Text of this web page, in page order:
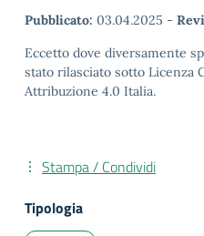
Pubblicato: 03.04.2025 -
Eccetto dove diversamente
stato rilasciato sotto Licenza
Attribuzione 4.0 Italia.
Stampa / Condividi
Tipologia